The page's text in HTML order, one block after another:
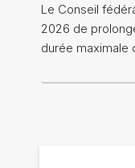
Le Conseil
2026 de
durée maximale